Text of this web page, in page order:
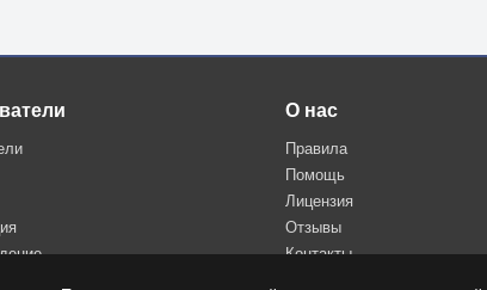
О нас
Правила
Помощь
Лицензия
Отзывы
Контакты